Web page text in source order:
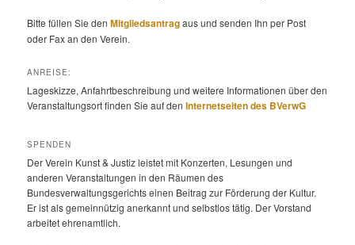
Bitte füllen Sie denMitgliedsantragaus und senden Ihn per Post
oder Fax an den Verein.
ANREISE:
Lageskizze, Anfahrtbeschreibung und weitere Informationen über den
Veranstaltungsort finden Sie auf denInternetseiten des BVerwG
SPENDEN
Der Verein Kunst & Justiz leistet mit Konzerten, Lesungen und
anderen Veranstaltungen in den Räumen des
Bundesverwaltungsgerichts einen Beitrag zur Förderung der Kultur.
Er ist als gemeinnützig anerkannt und selbstlos tätig. Der Vorstand
arbeitet ehrenamtlich.